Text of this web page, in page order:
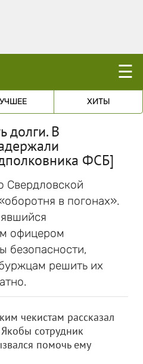
☰
ХИТЫ
долги. В
ФСБ]
Свердловской
в погонах».
офицером
безопасности,
решить их
чекистам рассказал
сотрудник
помочь ему